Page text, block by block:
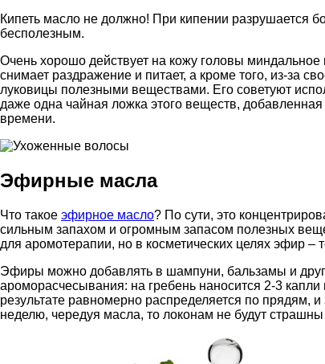
Кипеть масло не должно! При кипении разрушается
бесполезным.
Очень хорошо действует на кожу головы
снимает раздражение и питает, а кроме того, из-за
луковицы полезными веществами. Его советуют
даже одна чайная ложка этого веществ,
времени.
Эфирные масла
Что такое эфирное масло? По сути, это
сильным запахом и огромным запасом полезных
для аромотерапии, но в косметических целях эфир –
Эфиры можно добавлять в шампуни, бальзамы и
ароморасчесывания: на гребень наносится 2-3
результате равномерно распределяется по прядям,
неделю, чередуя масла, то локонам не будут